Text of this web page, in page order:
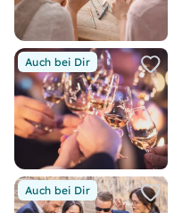
Auch bei Dir
Auch bei Dir